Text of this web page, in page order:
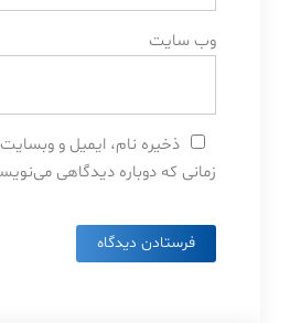
وب‌ سایت
ذخیره نام، ایمیل و
زمانی که دوباره دیدگاهی